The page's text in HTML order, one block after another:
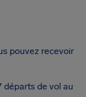
pouvez recevoir
départs de vol au